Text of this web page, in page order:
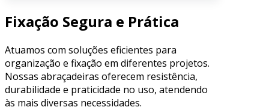
Fixação Segura e Prática
Atuamos com soluções eficientes para
organização e fixação em diferentes projetos.
Nossas abraçadeiras oferecem resistência,
durabilidade e praticidade no uso, atendendo
às mais diversas necessidades.